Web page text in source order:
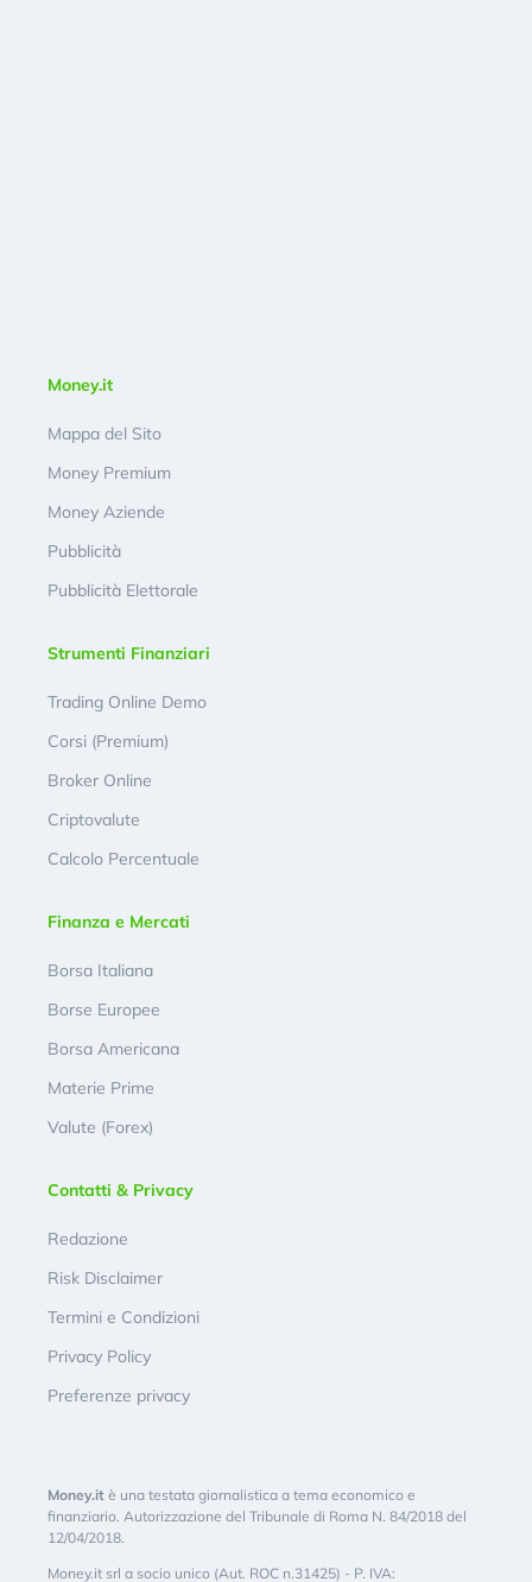
Money.it
Mappa del Sito
Money Premium
Money Aziende
Pubblicità
Pubblicità Elettorale
Strumenti Finanziari
Trading Online Demo
Corsi (Premium)
Broker Online
Criptovalute
Calcolo Percentuale
Finanza e Mercati
Borsa Italiana
Borse Europee
Borsa Americana
Materie Prime
Valute (Forex)
Contatti & Privacy
Redazione
Risk Disclaimer
Termini e Condizioni
Privacy Policy
Preferenze privacy
Money.it è una testata giornalistica a tema economico e
finanziario. Autorizzazione del Tribunale di Roma N. 84/2018 del
12/04/2018.
Money.it srl a socio unico (Aut. ROC n.31425) - P. IVA: